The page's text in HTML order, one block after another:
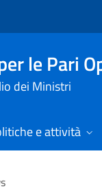
le Pari
dei Ministri
e attività